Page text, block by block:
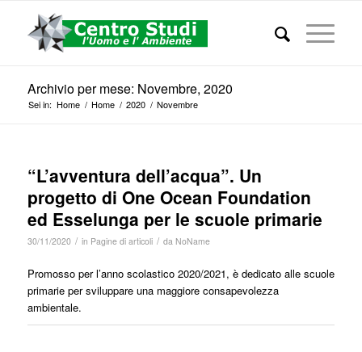
Archivio per mese: Novembre, 2020
Sei in: Home / Home / 2020 / Novembre
“L’avventura dell’acqua”. Un
progetto di One Ocean Foundation
ed Esselunga per le scuole primarie
30/11/2020 / in Pagine di articoli / da NoName
Promosso per l’anno scolastico 2020/2021, è dedicato alle scuole
primarie per sviluppare una maggiore consapevolezza
ambientale.